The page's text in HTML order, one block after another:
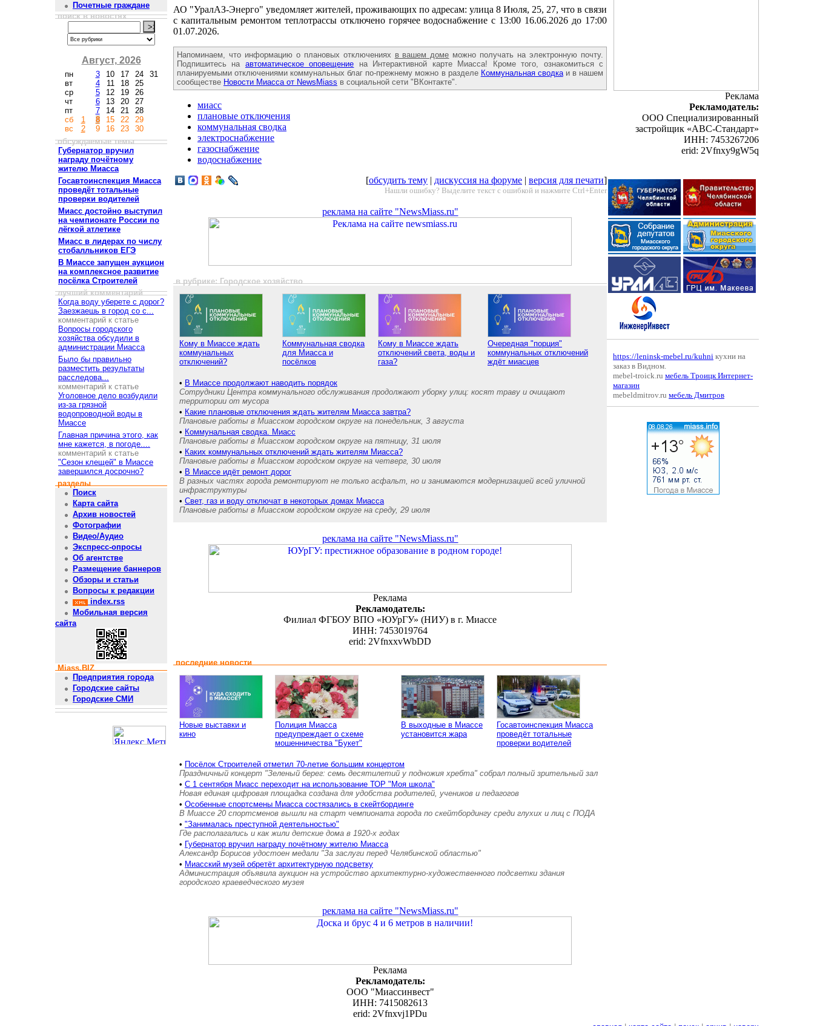
Почетные граждане
поиск в новостях
Август, 2026
пн
вт
ср
чт
пт
сб
вс
1
2
3
4
5
6
7
8
9
10
11
12
13
14
15
16
17
18
19
20
21
22
23
24
25
26
27
28
29
30
31
обсуждаемые темы
Губернатор вручил
награду почётному
жителю Миасса
Госавтоинспекция Миасса
проведёт тотальные
проверки водителей
Миасс достойно выступил
на чемпионате России по
лёгкой атлетике
Миасс в лидерах по числу
стобалльников ЕГЭ
В Миассе запущен аукцион
на комплексное развитие
посёлка Строителей
лучший комментарий
Когда воду уберете с дорог?
Заезжаешь в город со с...
комментарий к статье
Вопросы городского
хозяйства обсудили в
администрации Миасса
Было бы правильно
разместить результаты
расследова...
комментарий к статье
Уголовное дело возбудили
из-за грязной
водопроводной воды в
Миассе
Главная причина этого, как
мне кажется, в погоде....
комментарий к статье
"Сезон клещей" в Миассе
завершился досрочно?
разделы
Поиск
Карта сайта
Архив новостей
Фотографии
Видео/Аудио
Экспресс-опросы
Об агентстве
Размещение баннеров
Обзоры и статьи
Вопросы к редакции
index.rss
Мобильная версия
сайта
Miass.BIZ
Предприятия города
Городские сайты
Городские СМИ
АО "УралАЗ-Энерго" уведомляет жителей, проживающих по адресам: улица 8 Июля, 25, 27, что в связи
с капитальным ремонтом теплотрассы отключено горячее водоснабжение с 13:00 16.06.2026 до 17:00
01.07.2026.
Напоминаем, что информацию о плановых отключениях в вашем доме можно получать на электронную почту.
Подпишитесь на автоматическое оповещение на Интерактивной карте Миасса! Кроме того, ознакомиться с
планируемыми отключениями коммунальных благ по-прежнему можно в разделе Коммунальная сводкаи в нашем
сообществе Новости Миасса от NewsMiass в социальной сети "ВКонтакте".
миасс
плановые отключения
коммунальная сводка
электроснабжение
газоснабжение
водоснабжение
[обсудить тему | дискуссия на форуме | версия для печати]
Нашли ошибку? Выделите текст с ошибкой и нажмите Ctrl+Enter
реклама на сайте "NewsMiass.ru"
в рубрике: Городское хозяйство
Кому в Миассе ждать
коммунальных
отключений?
Коммунальная сводка
для Миасса и
посёлков
Кому в Миассе ждать
отключений света, воды и
газа?
Очередная "порция"
коммунальных отключений
ждёт миасцев
• В Миассе продолжают наводить порядок
Сотрудники Центра коммунального обслуживания продолжают уборку улиц: косят траву и очищают
территории от мусора
• Какие плановые отключения ждать жителям Миасса завтра?
Плановые работы в Миасском городском округе на понедельник, 3 августа
• Коммунальная сводка. Миасс
Плановые работы в Миасском городском округе на пятницу, 31 июля
• Каких коммунальных отключений ждать жителям Миасса?
Плановые работы в Миасском городском округе на четверг, 30 июля
• В Миассе идёт ремонт дорог
В разных частях города ремонтируют не только асфальт, но и занимаются модернизацией всей уличной
инфраструктуры
• Свет, газ и воду отключат в некоторых домах Миасса
Плановые работы в Миасском городском округе на среду, 29 июля
реклама на сайте "NewsMiass.ru"
Реклама
Рекламодатель:
Филиал ФГБОУ ВПО «ЮУрГУ» (НИУ) в г. Миассе
ИНН: 7453019764
erid: 2VfnxxvWbDD
последние новости
Новые выставки и
кино
Полиция Миасса
предупреждает о схеме
мошенничества "Букет"
В выходные в Миассе
установится жара
Госавтоинспекция Миасса
проведёт тотальные
проверки водителей
• Посёлок Строителей отметил 70-летие большим концертом
Праздничный концерт "Зеленый берег: семь десятилетий у подножия хребта" собрал полный зрительный зал
• С 1 сентября Миасс переходит на использование ТОР "Моя школа"
Новая единая цифровая площадка создана для удобства родителей, учеников и педагогов
• Особенные спортсмены Миасса состязались в скейтбординге
В Миассе 20 спортсменов вышли на старт чемпионата города по скейтбордингу среди глухих и лиц с ПОДА
• "Занималась преступной деятельностью"
Где располагались и как жили детские дома в 1920-х годах
• Губернатор вручил награду почётному жителю Миасса
Александр Борисов удостоен медали "За заслуги перед Челябинской областью"
• Миасский музей обретёт архитектурную подсветку
Администрация объявила аукцион на устройство архитектурно-художественного подсветки здания
городского краеведческого музея
реклама на сайте "NewsMiass.ru"
Реклама
Рекламодатель:
ООО "Миассинвест"
ИНН: 7415082613
erid: 2Vfnxvj1PDu
Реклама
Рекламодатель:
ООО Специализированный
застройщик «АВС-Стандарт»
ИНН: 7453267206
erid: 2Vfnxy9gW5q
https://leninsk-mebel.ru/kuhni кухни на
заказ в Видном.
mebel-troick.ru мебель Троицк Интернет-
магазин
mebeldmitrov.ru мебель Дмитров